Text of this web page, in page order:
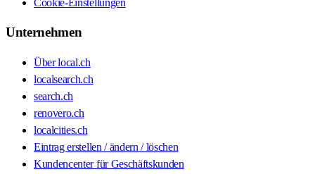
Unternehmen
Über local.ch
localsearch.ch
search.ch
renovero.ch
localcities.ch
Eintrag erstellen / ändern / löschen
Kundencenter für Geschäftskunden